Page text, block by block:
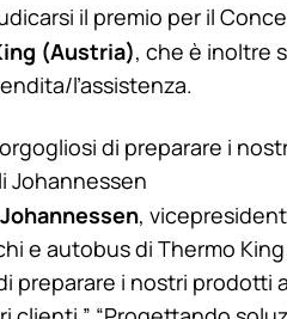
il premio per il
(Austria), che è inoltre
l’assistenza.
di preparare i
Johannessen
,
e autobus di Thermo King
preparare i nostri prodotti